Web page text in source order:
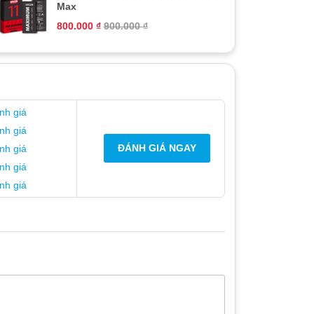
Max
800.000 ₫ 900.000₫
giá
giá
giá
giá
giá
ĐÁNH GIÁ NGAY